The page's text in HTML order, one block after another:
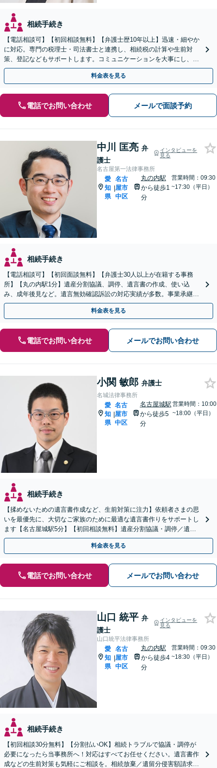
相続手続き
【電話相談可】【初回相談無料】【弁護士歴10年以上】迅速・細やか
に対応。専門の税理士・司法書士と連携し、相続税の計算や生前対
策、登記などもサポートします。コミュニケーションを大事にし、よ
り納得できる解決を目指します【名古屋駅10分】
料金表を見る
電話でお問い合わせ メールで面談予約
中川 匡亮 弁
護士
インタビューを
見る
名古屋第一法律事務所
愛
知
県
|
名古
屋市
中区
丸の内駅
から徒歩1
分
営業時間：09:30
~17:30（平日）
相続手続き
【電話相談可】【初回面談無料】【弁護士30人以上が在籍する事務
所】【丸の内駅1分】遺産分割協議、調停、遺言書の作成、使い込
み、成年後見など。遺言無効確認訴訟の対応実績が多数。事業承継に
関するご相談にも対応できます
料金表を見る
電話でお問い合わせ メールでお問い合わせ
小関 敏郎 弁護士
名城法律事務所
愛
知
県
|
名古
屋市
中区
名古屋城駅
から徒歩5
分
営業時間：10:00
~18:00（平日）
相続手続き
【揉めないための遺言書作成など、生前対策に注力】依頼者さまの思
いを最優先に、大切なご家族のために最適な遺言書作りをサポートし
ます【名古屋城駅5分】【初回相談無料】遺産分割協議・調停／遺留
分／財産調査など、さまざまな相続トラブルにも対応
料金表を見る
電話でお問い合わせ メールでお問い合わせ
山口 統平 弁
護士
インタビューを
見る
山口統平法律事務所
愛
知
県
|
名古
屋市
中区
丸の内駅
から徒歩4
分
営業時間：09:30
~18:30（平日）
相続手続き
【初回相談30分無料】【分割払いOK】相続トラブルで協議・調停が
必要になったら当事務所へ！対応はすべてお任せください。遺言書作
成などの生前対策も気軽にご相談を。相続放棄／遺留分侵害額請求求